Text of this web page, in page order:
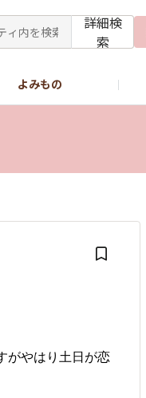
詳細検
索
よみもの
がやはり土日が恋